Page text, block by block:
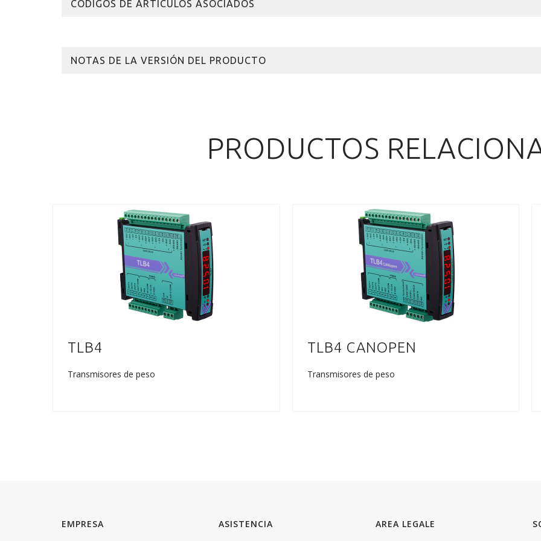
CÓDIGOS DE ARTÍCULOS ASOCIADOS
NOTAS DE LA VERSIÓN DEL PRODUCTO
PRODUCTOS
TLB4
Transmisores de peso
TLB4 CANOPEN
Transmisores de peso
EMPRESA ASISTENCIA AREA LEGALE